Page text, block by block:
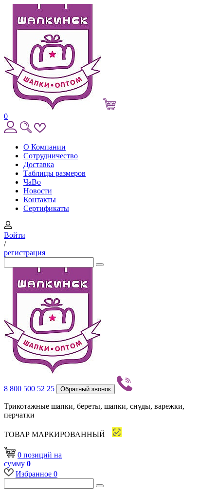
0
О Компании
Сотрудничество
Доставка
Таблицы размеров
ЧаВо
Новости
Контакты
Сертификаты
Войти
/
регистрация
8 800 500 52 25 Обратный звонок
Трикотажные шапки, береты, шапки, снуды, варежки,
перчатки
ТОВАР МАРКИРОВАННЫЙ
0 позиций на
сумму 0
Избранное 0